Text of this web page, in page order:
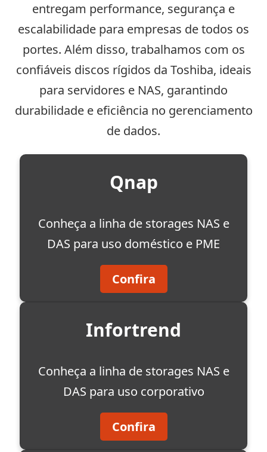
entregam performance, segurança e
escalabilidade para empresas de todos os
portes. Além disso, trabalhamos com os
confiáveis discos rígidos da Toshiba, ideais
para servidores e NAS, garantindo
durabilidade e eficiência no gerenciamento
de dados.
Qnap
Conheça a linha de storages NAS e
DAS para uso doméstico e PME
Confira
Infortrend
Conheça a linha de storages NAS e
DAS para uso corporativo
Confira